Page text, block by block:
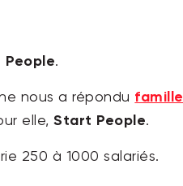
.
nous a répondu famille
elle,Start People.
250 à 1000 salariés.